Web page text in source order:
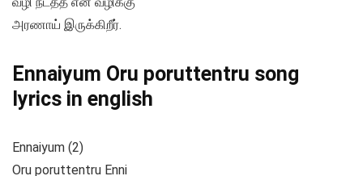
அரணாய் இருக்கிறீர்.
Ennaiyum Oru poruttentru song
lyrics in english
Ennaiyum (2)
Oru poruttentru Enni